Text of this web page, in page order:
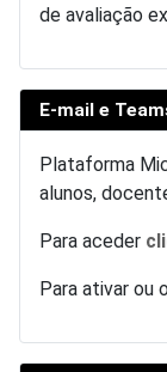
de avaliação
E-mail e
Plataforma
alunos,
Para aceder
Para ativar ou